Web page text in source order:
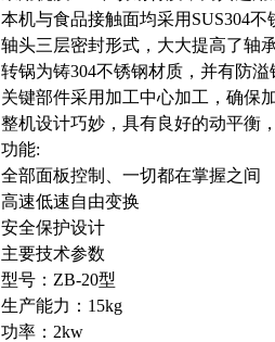
本机与食品接触面均采用SUS304
轴头三层密封形式，大大提高了轴
转锅为铸304不锈钢材质，并有防溢
关键部件采用加工中心加工，确保
整机设计巧妙，具有良好的动平衡
功能:
全部面板控制、一切都在掌握之间
高速低速自由变换
安全保护设计
主要技术参数
型号：ZB-20型
生产能力：15kg
功率：2kw